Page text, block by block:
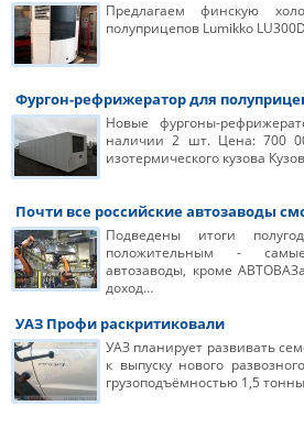
Предлагаем финскую
полуприцепов Lumikko
Фургон-рефрижератор для
Новые фургоны-
наличии 2 шт. Цена: 700
изотермического кузова
Почти все российские автозаводы
Подведены итоги
положительным -
автозаводы, кроме
доход…
УАЗ Профи раскритиковали
УАЗ планирует развивать
к выпуску нового
грузоподъёмностью 1,5